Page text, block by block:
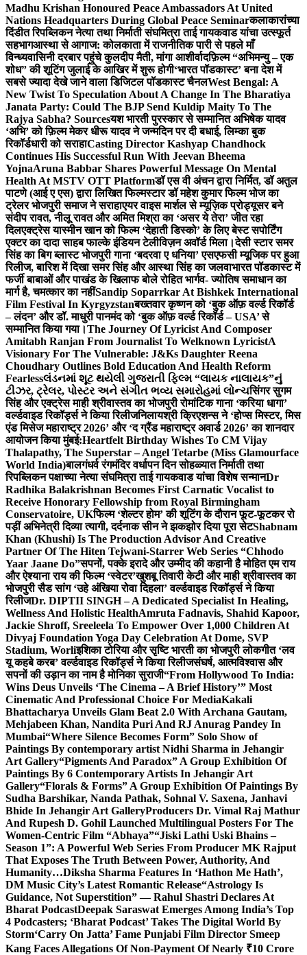
Madhu Krishan Honoured Peace Ambassadors At United
Nations Headquarters During Global Peace Seminarकलाकारांच्या
दिंडीत रिपब्लिकन नेत्या तथा निर्माती संघमित्रा ताई गायकवाड यांचा उत्स्फूर्त
सहभागआस्था से आगाज: कोलकाता में राजनीतिक पारी से पहले माँ
विन्ध्यवासिनी दरबार पहुंचे कुलदीप मैती, मांगा आशीर्वादफ़िल्म “अभिमन्यु – एक
शोध” की शूटिंग जुलाई के आखिर में शुरू होगी‘भारत पॉडकास्ट’ बना देश में
सबसे ज्यादा देखे जाने वाला डिजिटल पॉडकास्ट चैनलWest Bengal: A
New Twist To Speculation About A Change In The Bharatiya
Janata Party: Could The BJP Send Kuldip Maity To The
Rajya Sabha? Sourcesयश भारती पुरस्कार से सम्मानित अभिषेक यादव
‘अभि’ को फ़िल्म मेकर धीरू यादव ने जन्मदिन पर दी बधाई, लिम्का बुक
रिकॉर्डधारी को सराहाCasting Director Kashyap Chandhock
Continues His Successful Run With Jeevan Bheema
YojnaAruna Babbar Shares Powerful Message On Mental
Health At MSTV OTT Platformडॉ एस वी अंचन द्वारा निर्मित, डॉ अतुल
पाटणे (आई ए एस) द्वारा लिखित फिल्मस्टार डॉ महेश कुमार फिल्म भोज का
ट्रेलर भोजपुरी समाज ने सराहाएयर वाइस मार्शल से म्यूज़िक प्रोड्यूसर बने
संदीप रावत, नीलू रावत और अमित मिश्रा का ‘असर ये तेरा’ जीत रहा
दिलएक्ट्रेस यास्मीन खान को फिल्म ‘देहाती डिस्को’ के लिए बेस्ट सपोर्टिंग
एक्टर का दादा साहब फाल्के इंडियन टेलीविज़न अवॉर्ड मिला।देसी स्टार समर
सिंह का बिग ब्लास्ट भोजपुरी गाना ‘बदरवा ए धनिया’ एसएफसी म्यूजिक पर हुआ
रिलीज, बारिश में दिखा समर सिंह और आस्था सिंह का जलवाभारत पॉडकास्ट में
फर्जी बाबाओं और पाखंड के खिलाफ बोले रोहित भार्गव- ज्योतिष समाधान का
मार्ग है, चमत्कार का नहींSandip Soparrkar At Bishkek International
Film Festival In Kyrgyzstanबख्तवार कृष्णन को ‘बुक ऑफ़ वर्ल्ड रिकॉर्ड
– लंदन’ और डॉ. माधुरी पानमंद को ‘बुक ऑफ़ वर्ल्ड रिकॉर्ड – USA’ से
सम्मानित किया गया।The Journey Of Lyricist And Composer
Amitabh Ranjan From Journalist To Welknown LyricistA
Visionary For The Vulnerable: J&Ks Daughter Reena
Choudhary Outlines Bold Education And Health Reform
Fearlessલંડનમાં શૂટ થયેલી ગુજરાતી ફિલ્મ “લાયક નાલાયક”નું
ટીઝર, ટ્રેલર, પોસ્ટર અને સંગીત ભવ્ય સમારોહમાં લોન્ચसिंगर सुगम
सिंह और एक्ट्रेस माही श्रीवास्तव का भोजपुरी रोमांटिक गाना ‘करिया धागा’
वर्ल्डवाइड रिकॉर्ड्स ने किया रिलीजनिलायश्री क्रिएशन्स ने ‘होप्स मिस्टर, मिस
एंड मिसेज महाराष्ट्र 2026’ और ‘द ग्रैंड महाराष्ट्र अवार्ड 2026’ का शानदार
आयोजन किया मुंबई:Heartfelt Birthday Wishes To CM Vijay
Thalapathy, The Superstar – Angel Tetarbe (Miss Glamourface
World India)बालगंधर्व रंगमंदिर वर्धापन दिन सोहळ्यात निर्माती तथा
रिपब्लिकन पक्षाच्या नेत्या संघमित्रा ताई गायकवाड यांचा विशेष सन्मानDr
Radhika Balakrishnan Becomes First Carnatic Vocalist to
Receive Honorary Fellowship from Royal Birmingham
Conservatoire, UKफिल्म ‘शेल्टर होम’ की शूटिंग के दौरान फूट-फूटकर रो
पड़ीं अभिनेत्री दिव्या त्यागी, दर्दनाक सीन ने झकझोर दिया पूरा सेटShabnam
Khan (Khushi) Is The Production Advisor And Creative
Partner Of The Hiten Tejwani-Starrer Web Series “Chhodo
Yaar Jaane Do”सपनों, पक्के इरादे और उम्मीद की कहानी है मोहित एम राय
और ऐश्याना राय की फिल्म ‘स्वेटर’खुशबू तिवारी केटी और माही श्रीवास्तव का
भोजपुरी सैड सांग ‘उहे अंखिया रोवा दिहला’ वर्ल्डवाइड रिकॉर्ड्स ने किया
रिलीजDr. DIPTII SINGH – A Dedicated Specialist In Healing,
Wellness And Holistic HealthAmruta Fadnavis, Shahid Kapoor,
Jackie Shroff, Sreeleela To Empower Over 1,000 Children At
Divyaj Foundation Yoga Day Celebration At Dome, SVP
Stadium, Worliइशिका टोरिया और सृष्टि भारती का भोजपुरी लोकगीत ‘लव
यू कहबे करब’ वर्ल्डवाइड रिकॉर्ड्स ने किया रिलीजसंघर्ष, आत्मविश्वास और
सपनों की उड़ान का नाम है मोनिका सुराजी“From Hollywood To India:
Wins Deus Unveils ‘The Cinema – A Brief History’” Most
Cinematic And Professional Choice For MediaKakali
Bhattacharya Unveils Glam Beat 2.0 With Archana Gautam,
Mehjabeen Khan, Nandita Puri And RJ Anurag Pandey In
Mumbai“Where Silence Becomes Form” Solo Show of
Paintings By contemporary artist Nidhi Sharma in Jehangir
Art Gallery“Pigments And Paradox” A Group Exhibition Of
Paintings By 6 Contemporary Artists In Jehangir Art
Gallery“Florals & Forms” A Group Exhibition Of Paintings By
Sudha Barshikar, Nanda Pathak, Sohnal V. Saxena, Janhavi
Bhide In Jehangir Art GalleryProducers Dr. Vimal Raj Mathur
And Rupesh D. Gohil Launched Multilingual Posters For The
Women-Centric Film “Abhaya”“Jiski Lathi Uski Bhains –
Season 1”: A Powerful Web Series From Producer MK Rajput
That Exposes The Truth Between Power, Authority, And
Humanity…Diksha Sharma Features In ‘Hathon Me Hath’,
DM Music City’s Latest Romantic Release“Astrology Is
Guidance, Not Superstition” — Rahul Shastri Declares At
Bharat PodcastDeepak Saraswat Emerges Among India’s Top
4 Podcasters; ‘Bharat Podcast’ Takes The Digital World By
Storm‘Carry On Jatta’ Fame Punjabi Film Director Smeep
Kang Faces Allegations Of Non-Payment Of Nearly ₹10 Crore